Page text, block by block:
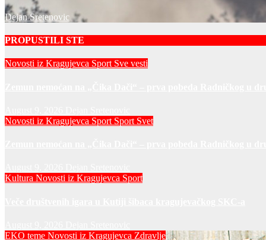
Dejan Sretenovic
PROPUSTILI STE
Novosti iz Kragujevca Sport Sve vesti
Novosti iz Kragujevca Sport Sport Svet
Kultura Novosti iz Kragujevca Sport
EKO teme Novosti iz Kragujevca Zdravlje